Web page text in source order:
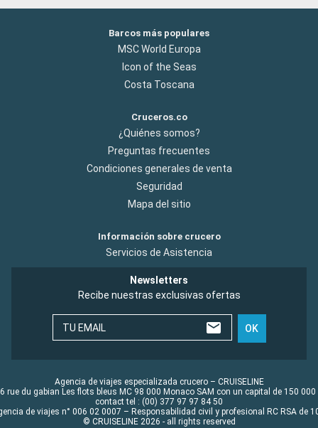
pasar el día en sus playas de arena blanca. Para los amantes
ofrecen una experiencia submarina extraordinaria. Estos
destinos alrededor de Miami revelan la belleza natural y la
diversidad cultural de la región.
Barcos más populares
MSC World Europa
Icon of the Seas
Costa Toscana
Cruceros.co
¿Quiénes somos?
Preguntas frecuentes
Condiciones generales de venta
Seguridad
Mapa del sitio
Información sobre crucero
Servicios de Asistencia
Newsletters
Recibe nuestras exclusivas ofertas
TU EMAIL OK
Agencia de viajes especializada crucero – CRUISELINE
rue du gabian Les flots bleus MC 98 000 Monaco SAM con un capital de 150 000
contact tel : (00) 377 97 97 84 50
de viajes n° 006 02 0007 – Responsabilidad civil y profesional RC RSA de
© CRUISELINE 2026 - all rights reserved